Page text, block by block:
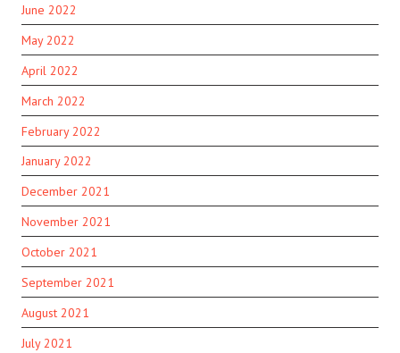
June 2022
May 2022
April 2022
March 2022
February 2022
January 2022
December 2021
November 2021
October 2021
September 2021
August 2021
July 2021